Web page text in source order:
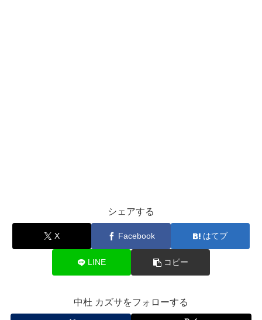
シェアする
X Facebook はてブ
LINE コピー
中杜 カズサをフォローする